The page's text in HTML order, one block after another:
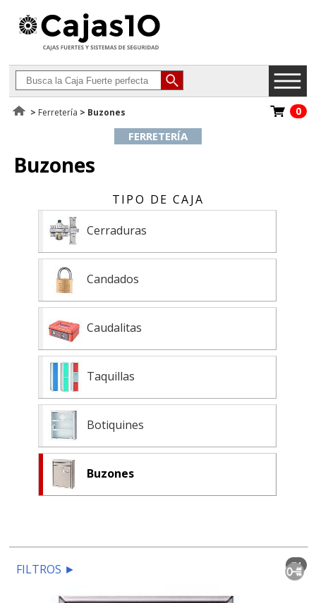
> Ferretería > Buzones 0
FERRETERÍA
Buzones
Cerraduras
Candados
Caudalitas
Taquillas
Botiquines
Buzones
FILTROS ► 74